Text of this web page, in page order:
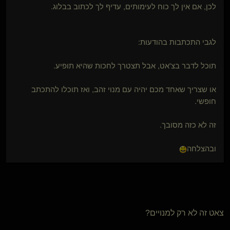
לכן, אם אין לך כוח לעימותים, עדיף לך לכתוב בבלוג.
לגבי התכתבות בהודעות:
תוכל לדבר בצ'אט, אבל תצטרך לחכות שהיא תופיע.
או שצריך שאחד מכם יהיה עם מנוי זהב, ואז תוכלו להתכתב
חופשי.
זה לא כזה מסובך.
ובהצלחה
צאט זה לא רק למנויים?